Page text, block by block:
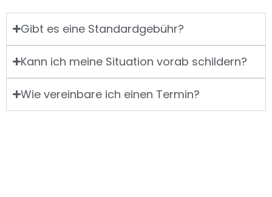
Gibt es eine Standardgebühr?
Kann ich meine Situation vorab schildern?
Wie vereinbare ich einen Termin?